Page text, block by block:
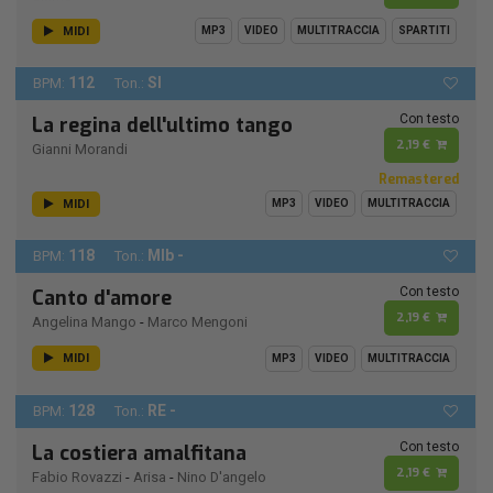
MIDI MP3 VIDEO MULTITRACCIA SPARTITI
BPM: 112 Ton.: SI
La regina dell'ultimo tango
Gianni Morandi
Con testo
2,19 €
Remastered
MIDI MP3 VIDEO MULTITRACCIA
BPM: 118 Ton.: MIb -
Canto d'amore
Angelina Mango - Marco Mengoni
Con testo
2,19 €
MIDI MP3 VIDEO MULTITRACCIA
BPM: 128 Ton.: RE -
La costiera amalfitana
Fabio Rovazzi - Arisa - Nino D'angelo
Con testo
2,19 €